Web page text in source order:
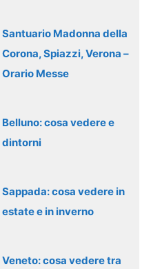
Santuario Madonna della
Corona, Spiazzi, Verona –
Orario Messe
Belluno: cosa vedere e
dintorni
Sappada: cosa vedere in
estate e in inverno
Veneto: cosa vedere tra